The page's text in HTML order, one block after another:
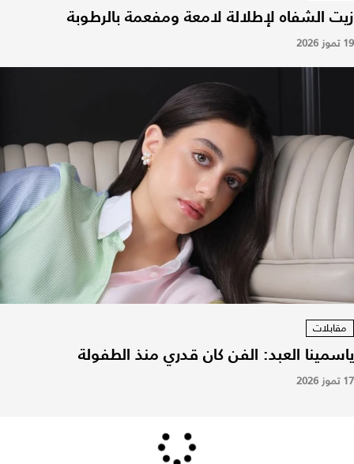
زيت الشفاه لإطلالة لامعة ومفعمة بالرطوبة
19 تموز 2026
مقابلات
ياسمينا العبد: الفن كان قدري منذ الطفولة
17 تموز 2026